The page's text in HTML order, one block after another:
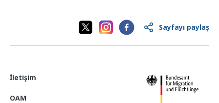
Sayfayı paylaş
İletişim
OAM